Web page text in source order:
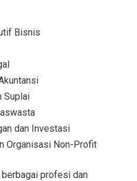
Bisnis
Suplai
dan Investasi
Organisasi Non-Profit
profesi dan